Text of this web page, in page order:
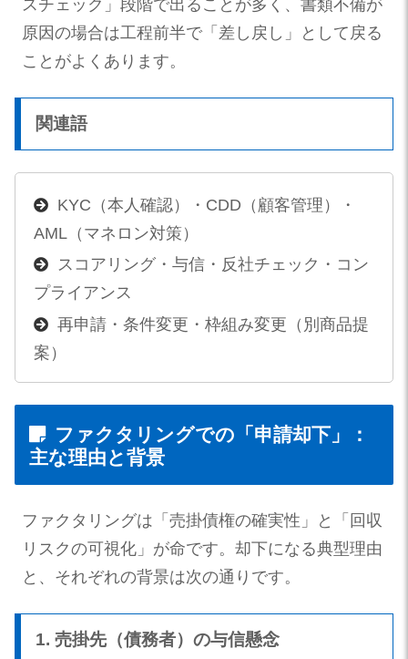
スチェック」段階で出ることが多く、書類不備が
原因の場合は工程前半で「差し戻し」として戻る
ことがよくあります。
関連語
KYC（本人確認）・CDD（顧客管理）・
AML（マネロン対策）
スコアリング・与信・反社チェック・コン
プライアンス
再申請・条件変更・枠組み変更（別商品提
案）
ファクタリングでの「申請却下」：
主な理由と背景
ファクタリングは「売掛債権の確実性」と「回収
リスクの可視化」が命です。却下になる典型理由
と、それぞれの背景は次の通りです。
1. 売掛先（債務者）の与信懸念